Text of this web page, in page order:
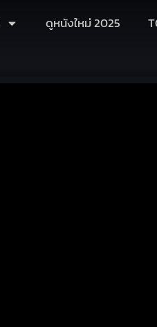
ดูหนังใหม่ 2025